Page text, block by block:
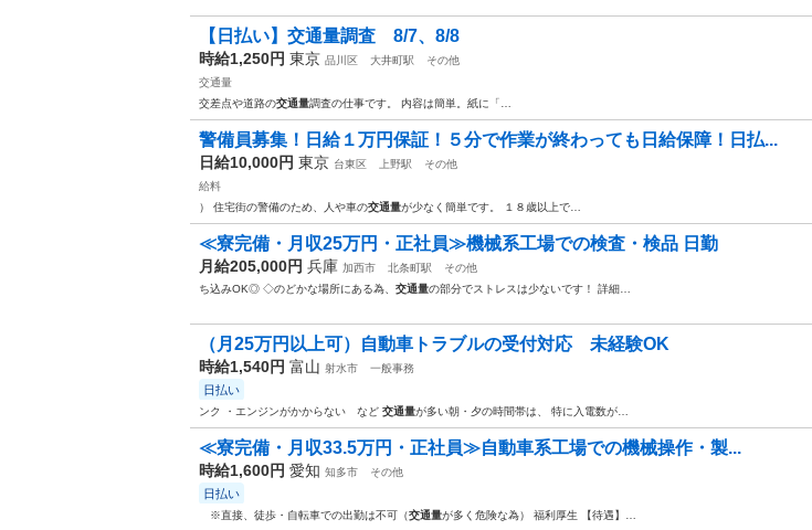
【日払い】交通量調査 8/7、8/8
時給1,250円 東京 品川区 大井町駅
その他
交通量
交差点や道路の交通量調査の仕事です。 内容は簡単。紙に「…
警備員募集！日給１万円保証！５分で作業が終わっても日給保障！日払...
日給10,000円 東京 台東区 上野駅
その他
給料
） 住宅街の警備のため、人や車の交通量が少なく簡単です。 １８歳以上で…
≪寮完備・月収25万円・正社員≫機械系工場での検査・検品 日勤
月給205,000円 兵庫 加西市 北条町駅
その他
ち込みOK◎ ◇のどかな場所にある為、 交通量の部分でストレスは少ないです！ 詳細…
（月25万円以上可）自動車トラブルの受付対応 未経験OK
時給1,540円 富山 射水市 一般事務
日払い
ンク ・エンジンがかからない など 交通量が多い朝・夕の時間帯は、 特に入電数が…
≪寮完備・月収33.5万円・正社員≫自動車系工場での機械操作・製...
時給1,600円 愛知 知多市 その他
日払い
※直接、徒歩・自転車での出勤は不可（交通量が多く危険な為） 福利厚生 【待遇】…